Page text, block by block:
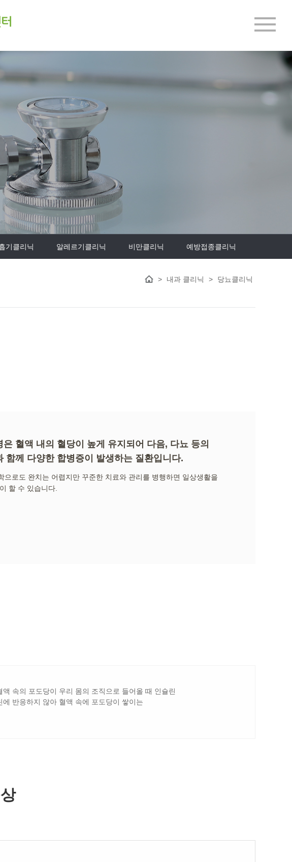
, 고려H내과
한 질환들은 적절한 건강관리와 조기 진단을 통해 예방과 치료가 가능합니다.
심의 건강검진 전문병원으로, 임상경험이 풍부한 소화기내과 분과 전문의와 내시경
답하고자 노력하였습니다.
MENU
기클리닉 알레르기클리닉 비만클리닉 예방접종클리닉
> 내과 클리닉 > 당뇨클리닉
은 혈액 내의 혈당이 높게 유지되어 다음, 다뇨 등의
함께 다양한 합병증이 발생하는 질환입니다.
으로도 완치는 어렵지만 꾸준한 치료와 관리를 병행하면 일상생활을
할 수 있습니다.
속의 포도당이 우리 몸의 조직으로 들어올 때 인슐린
반응하지 않아 혈액 속에 포도당이 쌓이는